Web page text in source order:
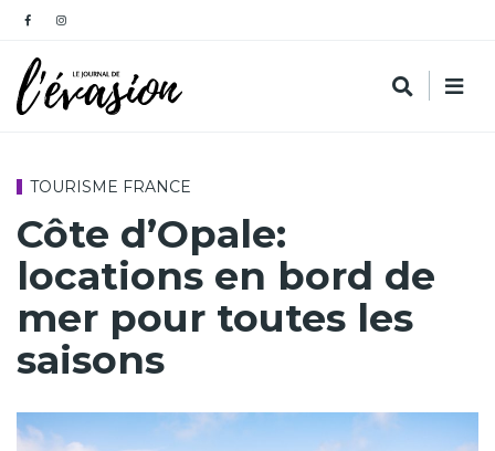
TOURISME FRANCE
Côte d’Opale:
locations en bord de
mer pour toutes les
saisons